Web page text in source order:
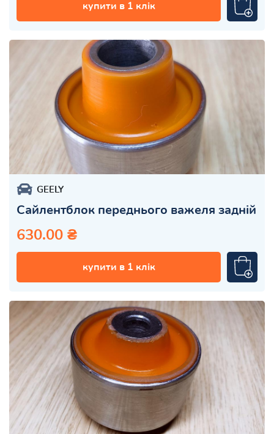
купити в 1 клік
GEELY
Сайлентблок переднього важеля задній
630.00 ₴
купити в 1 клік